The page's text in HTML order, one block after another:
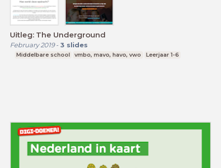
Uitleg: The Underground
February 2019- 3 slides
Middelbare school vmbo, mavo, havo, vwo Leerjaar 1-6